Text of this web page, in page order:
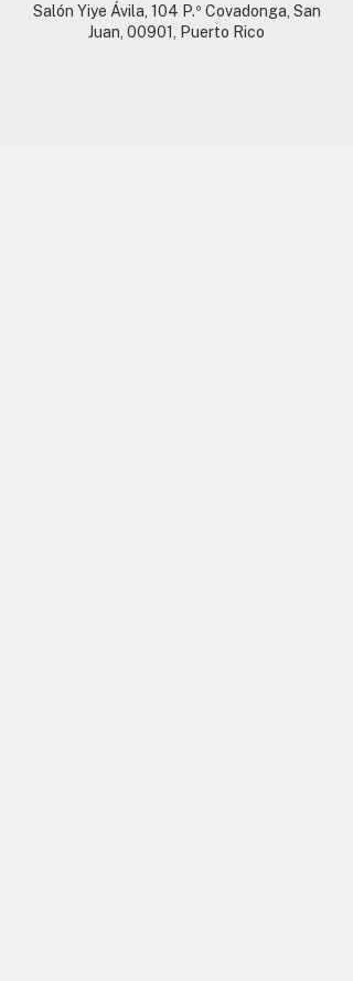
Salón Yiye Ávila, 104 P.º Covadonga, San
Juan, 00901, Puerto Rico